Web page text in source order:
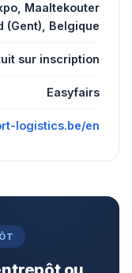
Maaltekouter
(Gent), Belgique
sur inscription
Easyfairs
logistics.be/en